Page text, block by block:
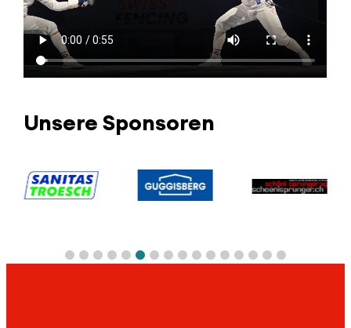
Unsere Sponsoren